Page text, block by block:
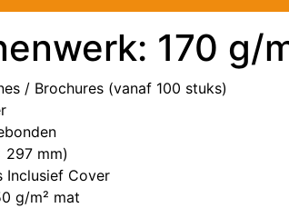
170 g/
/ Brochures (vanaf 100 stuks)
297 mm)
Inclusief Cover
g/m² mat